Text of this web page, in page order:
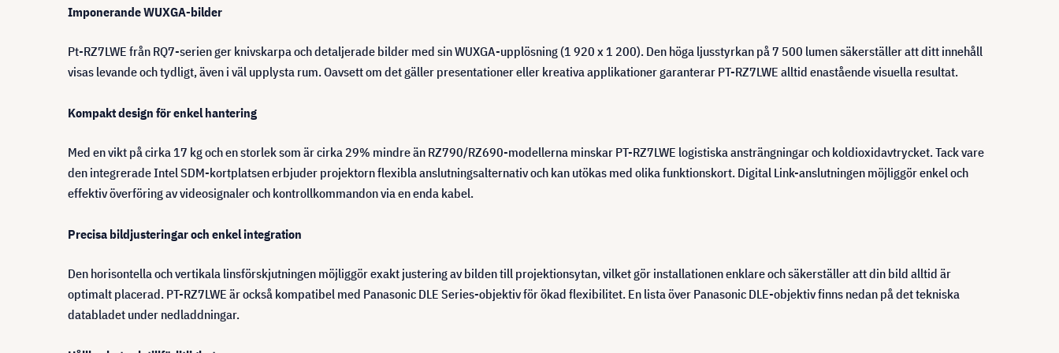
Imponerande WUXGA-bilder
Pt-RZ7LWE från RQ7-serien ger knivskarpa och detaljerade bilder med sin WUXGA-upplösning (1 920 x 1 200). Den höga ljusstyrkan på 7 500 lumen säkerställer att ditt innehåll
visas levande och tydligt, även i väl upplysta rum. Oavsett om det gäller presentationer eller kreativa applikationer garanterar PT-RZ7LWE alltid enastående visuella resultat.
Kompakt design för enkel hantering
Med en vikt på cirka 17 kg och en storlek som är cirka 29% mindre än RZ790/RZ690-modellerna minskar PT-RZ7LWE logistiska ansträngningar och koldioxidavtrycket. Tack vare
den integrerade Intel SDM-kortplatsen erbjuder projektorn flexibla anslutningsalternativ och kan utökas med olika funktionskort. Digital Link-anslutningen möjliggör enkel och
effektiv överföring av videosignaler och kontrollkommandon via en enda kabel.
Precisa bildjusteringar och enkel integration
Den horisontella och vertikala linsförskjutningen möjliggör exakt justering av bilden till projektionsytan, vilket gör installationen enklare och säkerställer att din bild alltid är
optimalt placerad. PT-RZ7LWE är också kompatibel med Panasonic DLE Series-objektiv för ökad flexibilitet. En lista över Panasonic DLE-objektiv finns nedan på det tekniska
databladet under nedladdningar.